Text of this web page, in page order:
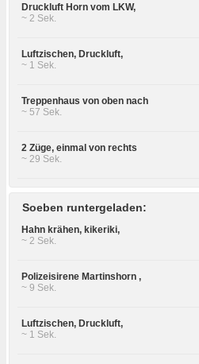
Druckluft Horn vom LKW,
~ 2 Sek.
Luftzischen, Druckluft,
~ 1 Sek.
Treppenhaus von oben nach
~ 57 Sek.
2 Züge, einmal von rechts
~ 29 Sek.
Soeben runtergeladen:
Hahn krähen, kikeriki,
~ 2 Sek.
Polizeisirene Martinshorn ,
~ 9 Sek.
Luftzischen, Druckluft,
~ 1 Sek.